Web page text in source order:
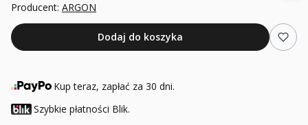
Producent: ARGON
Dodaj do koszyka
Kup teraz, zapłać za 30 dni.
Szybkie płatności Blik.